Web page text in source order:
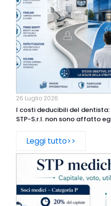
26 Luglio 2026
I costi deducibili del dentista:
STP-S.r.l. non sono affatto
Leggi tutto>>